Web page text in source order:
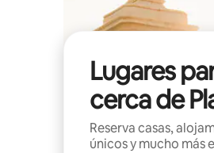
Lugares
cerca de
Reserva casas,
únicos y mucho más